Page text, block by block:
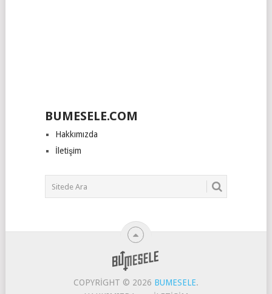
BUMESELE.COM
Hakkımızda
İletişim
COPYRIGHT © 2026 BUMESELE.